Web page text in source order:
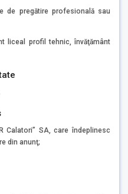
de pregătire profesională sau
liceal profil tehnic, învăţământ
Calatori” SA, care îndeplinesc
din anunţ;